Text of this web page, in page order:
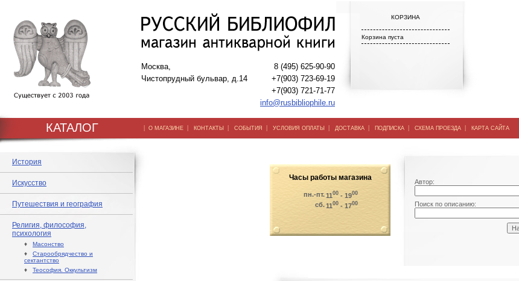
Москва,
Чистопрудный бульвар, д.14
8 (495) 625-90-90
+7(903) 723-69-19
+7(903) 721-71-77
info@rusbibliophile.ru
КОРЗИНА
Корзина пуста
КАТАЛОГ | О МАГАЗИНЕ | КОНТАКТЫ | СОБЫТИЯ | УСЛОВИЯ ОПЛАТЫ | ДОСТАВКА | ПОДПИСКА | СХЕМА ПРОЕЗДА | КАРТА САЙТА
История
Искусство
Путешествия и география
Религия, философия,
психология
♦ Масонство
♦ Старообрядчество и
сектантство
♦ Теософия. Оккультизм
Часы работы магазина
пн.-пт.1100 - 1900
сб.1100 - 1700
Автор:
Поиск по описанию: